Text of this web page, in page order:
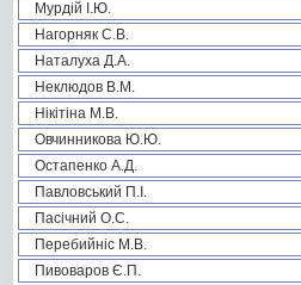
Мурдій І.Ю.
Нагорняк С.В.
Наталуха Д.А.
Неклюдов В.М.
Нікітіна М.В.
Овчинникова Ю.Ю.
Остапенко А.Д.
Павловський П.І.
Пасічний О.С.
Перебийніс М.В.
Пивоваров Є.П.